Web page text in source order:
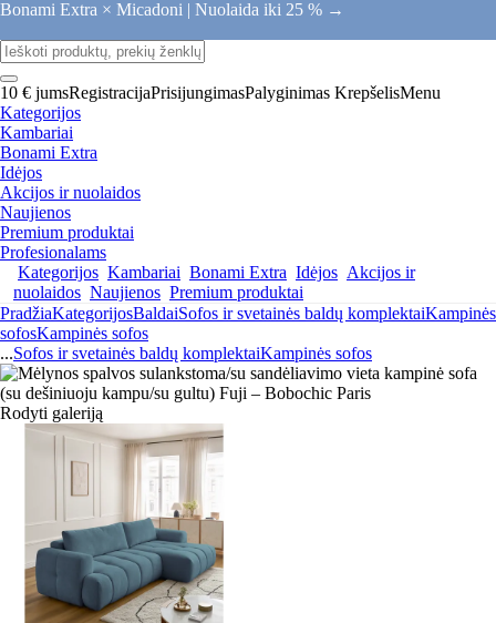
Bonami Extra × Micadoni | Nuolaida iki 25 % →
10 € jumsRegistracijaPrisijungimasPalyginimas KrepšelisMenu
Kategorijos
Kambariai
Bonami Extra
Idėjos
Akcijos ir nuolaidos
Naujienos
Premium produktai
Profesionalams
Kategorijos Kambariai Bonami Extra Idėjos Akcijos ir
nuolaidos Naujienos Premium produktai
PradžiaKategorijosBaldaiSofos ir svetainės baldų komplektaiKampinės
sofosKampinės sofos
...Sofos ir svetainės baldų komplektaiKampinės sofos
Rodyti galeriją